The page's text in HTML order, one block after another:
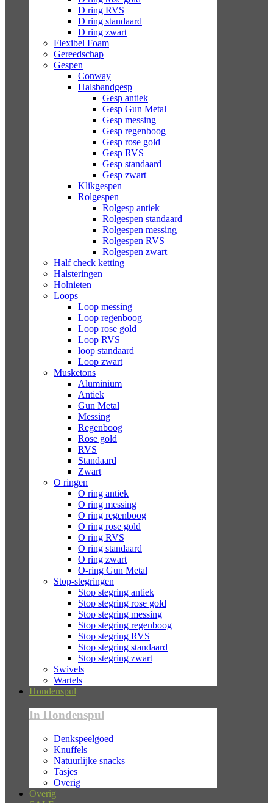
D ring RVS
D ring standaard
D ring zwart
Flexibel Foam
Gereedschap
Gespen
Conway
Halsbandgesp
Gesp antiek
Gesp Gun Metal
Gesp messing
Gesp regenboog
Gesp rose gold
Gesp RVS
Gesp standaard
Gesp zwart
Klikgespen
Rolgespen
Rolgesp antiek
Rolgespen standaard
Rolgespen messing
Rolgespen RVS
Rolgespen zwart
Half check ketting
Halsteringen
Holnieten
Loops
Loop messing
Loop regenboog
Loop rose gold
Loop RVS
loop standaard
Loop zwart
Musketons
Aluminium
Antiek
Gun Metal
Messing
Regenboog
Rose gold
RVS
Standaard
Zwart
O ringen
O ring antiek
O ring messing
O ring regenboog
O ring rose gold
O ring RVS
O ring standaard
O ring zwart
O-ring Gun Metal
Stop-stegringen
Stop stegring antiek
Stop stegring rose gold
Stop stegring messing
Stop stegring regenboog
Stop stegring RVS
Stop stegring standaard
Stop stegring zwart
Swivels
Wartels
Hondenspul
In Hondenspul
Denkspeelgoed
Knuffels
Natuurlijke snacks
Tasjes
Overig
Overig